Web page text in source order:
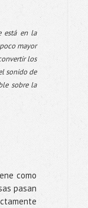
está en la
mayor
los
sonido de
sobre la
como
pasan